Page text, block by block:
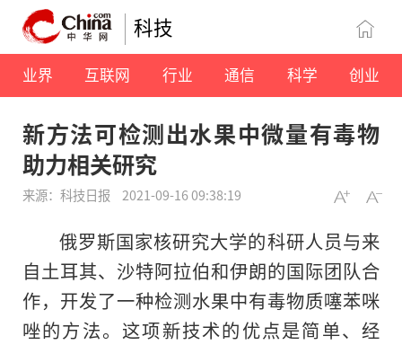
科技
业界 互联网 行业 通信 科学 创业
新方法可检测出水果中微量有毒物
助力相关研究
来源：科技日报 2021-09-16 09:38:19
俄罗斯国家核研究大学的科研人员与来
自土耳其、沙特阿拉伯和伊朗的国际团队合
作，开发了一种检测水果中有毒物质噻苯咪
唑的方法。这项新技术的优点是简单、经